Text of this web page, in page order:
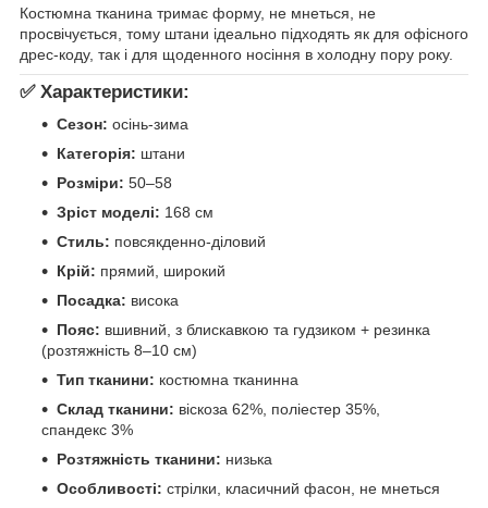
Костюмна тканина тримає форму, не мнеться, не
просвічується, тому штани ідеально підходять як для офісного
дрес-коду, так і для щоденного носіння в холодну пору року.
✅ Характеристики:
Сезон: осінь-зима
Категорія: штани
Розміри: 50–58
Зріст моделі: 168 см
Стиль: повсякденно-діловий
Крій: прямий, широкий
Посадка: висока
Пояс: вшивний, з блискавкою та гудзиком + резинка
(розтяжність 8–10 см)
Тип тканини: костюмна тканинна
Склад тканини: віскоза 62%, поліестер 35%,
спандекс 3%
Розтяжність тканини: низька
Особливості: стрілки, класичний фасон, не мнеться